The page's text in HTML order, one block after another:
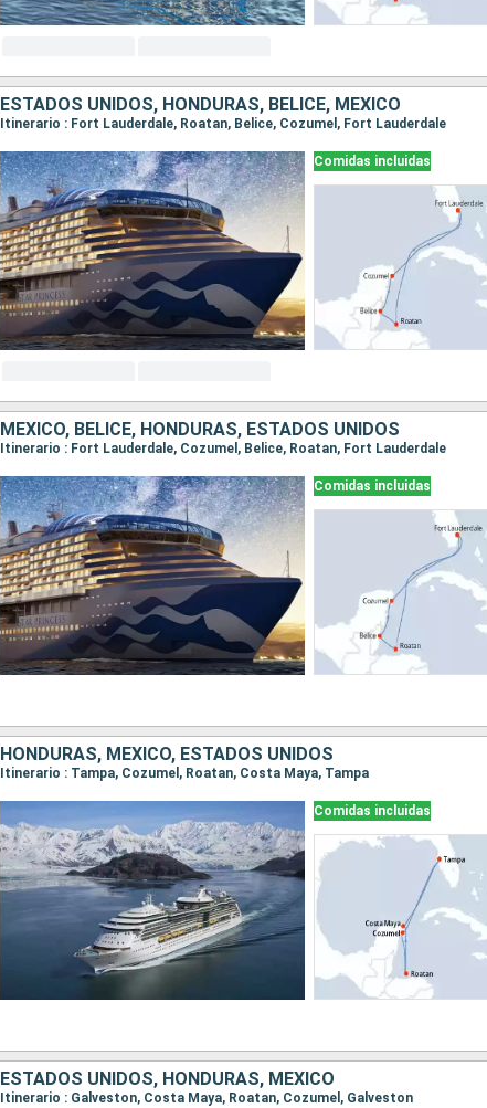
ESTADOS UNIDOS, HONDURAS, BELICE, MÉXICO
Itinerario : Fort Lauderdale, Roatan, Belice, Cozumel, Fort Lauderdale
Comidas incluidas
MÉXICO, BELICE, HONDURAS, ESTADOS UNIDOS
Itinerario : Fort Lauderdale, Cozumel, Belice, Roatan, Fort Lauderdale
Comidas incluidas
HONDURAS, MÉXICO, ESTADOS UNIDOS
Itinerario : Tampa, Cozumel, Roatan, Costa Maya, Tampa
Comidas incluidas
ESTADOS UNIDOS, HONDURAS, MÉXICO
Itinerario : Galveston, Costa Maya, Roatan, Cozumel, Galveston